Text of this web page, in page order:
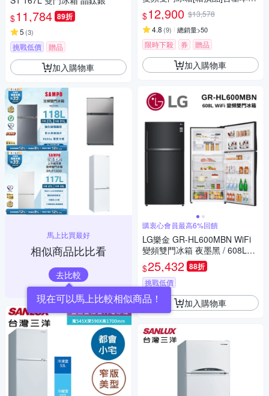
$11,784 89折
5 (3)
挑戰低價 贈品
加入購物車
馬上比買最好
相似商品比比看
去比較
現在可以馬上比較相似商品！
裝+舊機回收
$12,900 $13,578
4.8 (9) 總銷量>50
限時下殺 券 贈品
加入購物車
購衷心會員最高6%回饋
LG樂金 GR-HL600MBN WiFi
變頻雙門冰箱 夜墨黑 / 608L
(冷藏430/冷凍178)
$25,432 88折
挑戰低價
加入購物車